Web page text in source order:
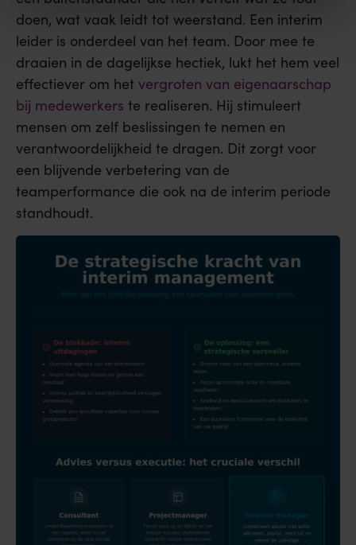
doen, wat vaak leidt tot weerstand. Een interim
leider is onderdeel van het team. Door mee te
draaien in de dagelijkse hectiek, lukt het hem veel
effectiever om het vergroten van eigenaarschap
bij medewerkers te realiseren. Hij stimuleert
mensen om zelf beslissingen te nemen en
verantwoordelijkheid te dragen. Dit zorgt voor
een blijvende verbetering van de
teamperformance die ook na de interim periode
standhoudt.